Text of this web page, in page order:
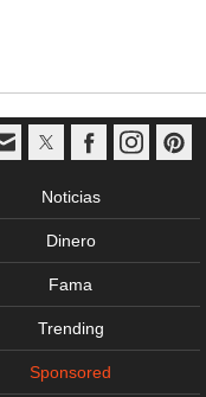
Noticias
Dinero
Fama
Trending
Sponsored